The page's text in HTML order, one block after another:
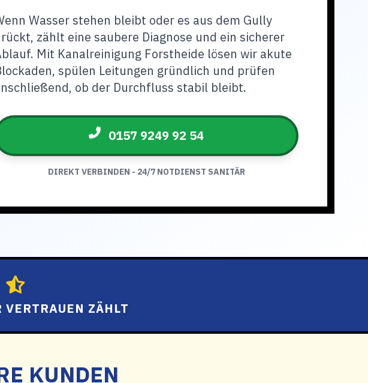
Wasser stehen bleibt oder es aus dem Gully
zählt eine saubere Diagnose und ein sicherer
Mit Kanalreinigung Forstheide lösen wir akute
spülen Leitungen gründlich und prüfen
ob der Durchfluss stabil bleibt.
0157 9249 92 54
DIREKT VERBINDEN - 24/7 NOTDIENST SANITÄR
ZÄHLT
KUNDEN